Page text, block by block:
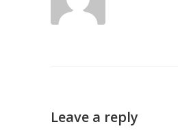
Leave a reply